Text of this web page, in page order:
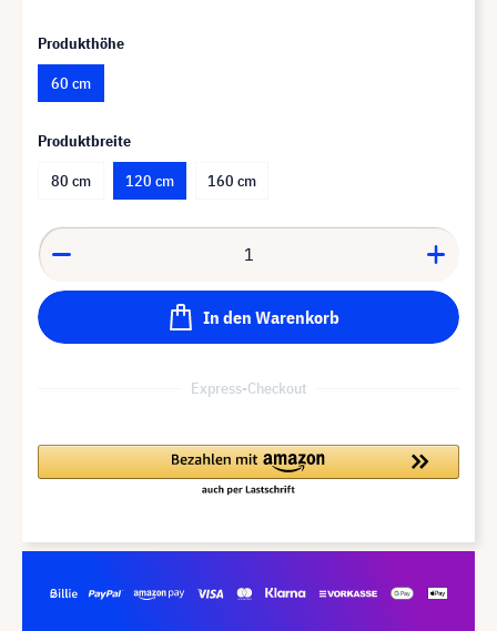
Produkthöhe
60 cm
Produktbreite
80 cm
120 cm 160 cm
In den Warenkorb
Express-Checkout